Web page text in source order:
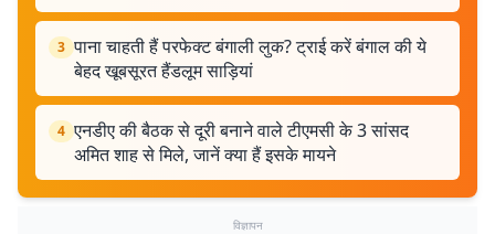
3 पाना चाहती हैं परफेक्ट बंगाली लुक? ट्राई करें बंगाल की ये
बेहद खूबसूरत हैंडलूम साड़ियां
4 एनडीए की बैठक से दूरी बनाने वाले टीएमसी के 3 सांसद
अमित शाह से मिले, जानें क्या हैं इसके मायने
विज्ञापन